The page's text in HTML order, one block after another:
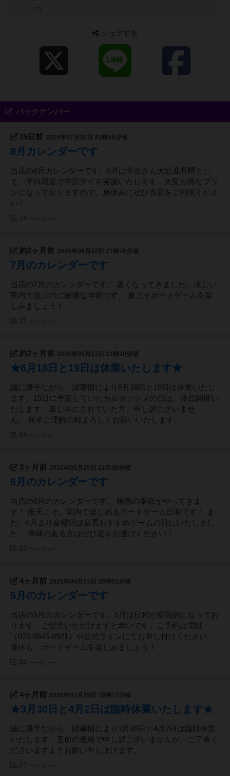
シェアする
バックナンバー
19日前 2026年07月20日 21時16分頃
8月カレンダーです
当店の8月カレンダーです。8月は学生さん大歓迎月間とし
て、平日限定で学割デイを実施いたします。大変お得なプラ
ンになっておりますので、夏休みにぜひ当店をご利用くださ
い！
約2ヶ月前 2026年06月22日 21時16分頃
7月のカレンダーです
当店の7月のカレンダーです。 暑くなってきました。涼しい
室内で遊ぶのに最適な季節です。 夏こそボードゲームを楽
しみましょう！
約2ヶ月前 2026年06月13日 21時20分頃
★6月18日と19日は休業いたします★
誠に勝手ながら、諸事情により6月18日と19日は休業いたし
ます。19日に予定していたカルカソンヌの日は、後日開催い
たします。楽しみにされていた方、申し訳ございませ
ん。 何卒ご理解の程よろしくお願いいたします。
3ヶ月前 2026年05月25日 21時30分頃
6月のカレンダーです
当店の6月のカレンダーです。 梅雨の季節がやってきま
す！ 雨天こそ、室内で楽しめるボードゲーム日和です！ ま
た、6月より金曜日は店長おすすめゲームの日にいたしまし
た。 興味のある方はぜひ足をお運びください！
4ヶ月前 2026年04月23日 20時51分頃
5月のカレンダーです
当店の5月のカレンダーです。5月は日程が変則的になってお
ります。ご留意いただけますと幸いです。ご予約は電話
（070-8545-8921）や公式ラインにてお申し付けください。
連休も、ボードゲームを楽しみましょう！
4ヶ月前 2026年03月29日 19時17分頃
★3月30日と4月2日は臨時休業いたします★
誠に勝手ながら、諸事情により3月30日と4月2日は臨時休業
いたします。直前の連絡で申し訳ございませんが、ご了承く
ださいますようお願い申し上げます。